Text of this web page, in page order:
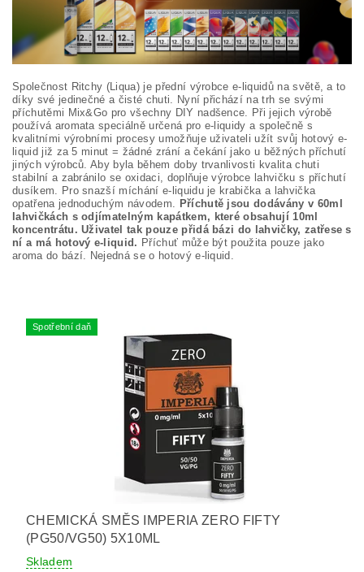
Společnost Ritchy (Liqua) je přední výrobce e-liquidů na světě, a to
díky své jedinečné a čisté chuti. Nyní přichází na trh se svými
příchutěmi Mix&Go pro všechny DIY nadšence. Při jejich výrobě
používá aromata speciálně určená pro e-liquidy a společně s
kvalitními výrobními procesy umožňuje uživateli užít svůj hotový e-
liquid již za 5 minut = žádné zrání a čekání jako u běžných příchutí
jiných výrobců. Aby byla během doby trvanlivosti kvalita chuti
stabilní a zabránilo se oxidaci, doplňuje výrobce lahvičku s příchutí
dusíkem. Pro snazší míchání e-liquidu je krabička a lahvička
opatřena jednoduchým návodem. Příchutě jsou dodávány v 60ml
lahvičkách s odjímatelným kapátkem, které obsahují 10ml
koncentrátu. Uživatel tak pouze přidá bázi do lahvičky, zatřese s
ní a má hotový e-liquid. Příchuť může být použita pouze jako
aroma do bází. Nejedná se o hotový e-liquid.
Spotřební daň
CHEMICKÁ SMĚS IMPERIA ZERO FIFTY
(PG50/VG50) 5X10ML
Skladem